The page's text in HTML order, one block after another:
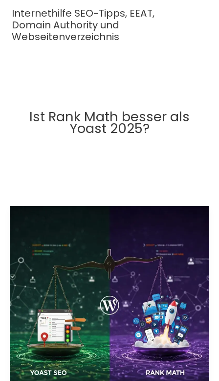
Inhalt
springen
Internethilfe SEO-Tipps, EEAT,
Domain Authority und
Webseitenverzeichnis
Ist Rank Math besser als
Yoast 2025?